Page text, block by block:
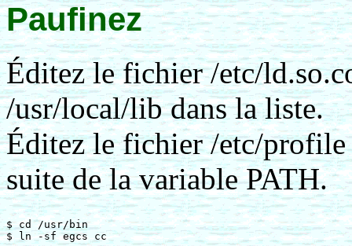
Paufinez
Éditez le fichier /etc/
/usr/local/lib dans la liste.
Éditez le fichier /etc/
suite de la variable PATH.
$ cd /usr/bin